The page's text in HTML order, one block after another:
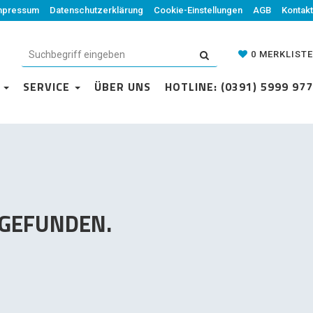
Datenschutzerklärung Cookie-Einstellungen AGB Kontakt
0 MERKLISTE
ÜBER UNS HOTLINE: (0391) 5999 977
Datenschutzerklärung Cookie-Einstellungen AGB Kontakt
0 MERKLISTE
SERVICE ÜBER UNS HOTLINE: (0391) 5999 977